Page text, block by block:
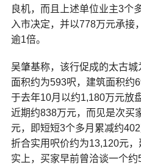
良机，而且上述单位业主3个
入市决定，并以778万元承接
逾1倍。
吴肇基称，该行促成的太古
面积约为593呎，建筑面积约
于去年10月以约1,180万元放
近期约838万元，而见是次买
元，即短短3个多月累减约
折合实用呎价约为13,120元
实上，买家早前曾洽谈一个约